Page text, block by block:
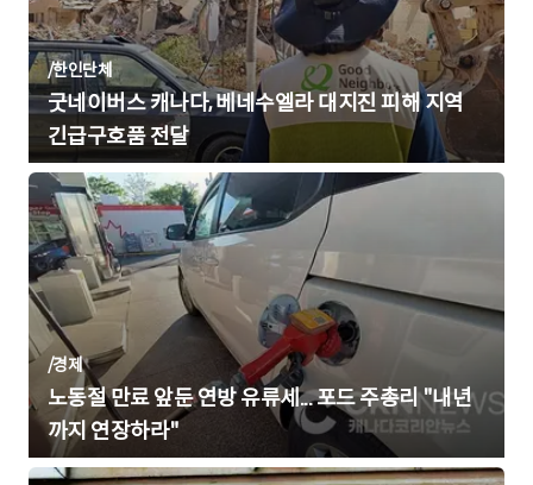
/한인단체
굿네이버스 캐나다, 베네수엘라 대지진 피해 지역
긴급구호품 전달
/경제
노동절 만료 앞둔 연방 유류세... 포드 주총리 "내년
까지 연장하라"